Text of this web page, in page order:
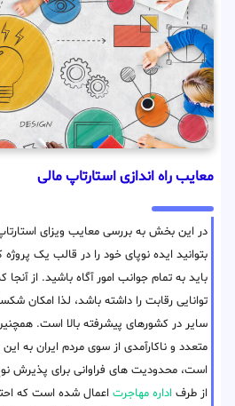
معایب راه اندازی استارتاپ مالی
در این بخش به بررسی معایب ویزای
بتوانید ایده نوپای خود را در قالب یک
باید به تمام جوانب امور آگاه باشید. از
توانایی رقابت را داشته باشد، لذا امکان
سایر در کشورهای پیشرفته بالا است.
متعدد و ناکارآمدی از سوی مردم ایران به
است، محدودیت های فراوانی برای پذیرش
از طرف اداره مهاجرت اعمال شده است که